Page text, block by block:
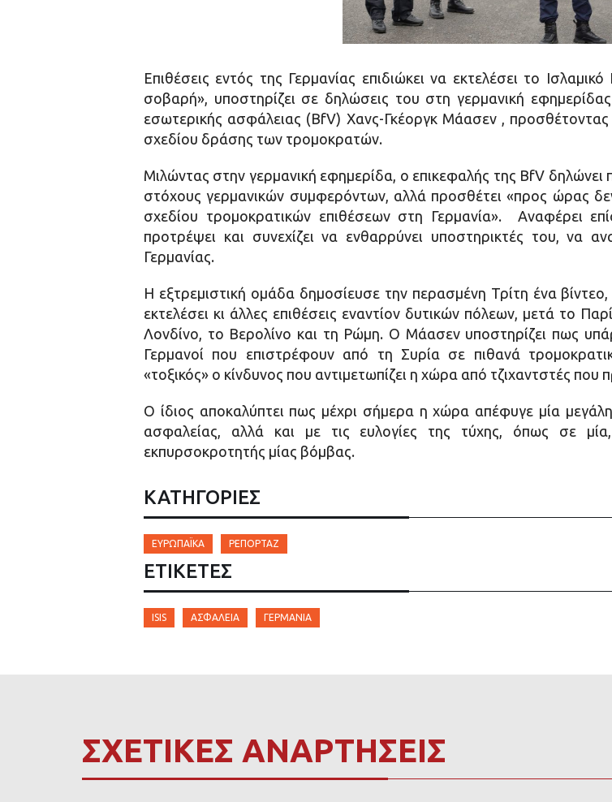
Επιθέσεις εντός της Γερμανίας επιδιώκει να εκτελέσει το
σοβαρή», υποστηρίζει σε δηλώσεις του στη γερμανική
εσωτερικής ασφάλειας (BfV) Χανς-Γκέοργκ Μάασεν ,
σχεδίου δράσης των τρομοκρατών.
Μιλώντας στην γερμανική εφημερίδα, ο επικεφαλής της BfV δηλώνει
στόχους γερμανικών συμφερόντων, αλλά προσθέτει «προς ώρας
σχεδίου τρομοκρατικών επιθέσεων στη Γερμανία». Αναφέρει
προτρέψει και συνεχίζει να ενθαρρύνει υποστηρικτές του, να
Γερμανίας.
Η εξτρεμιστική ομάδα δημοσίευσε την περασμένη Τρίτη ένα
εκτελέσει κι άλλες επιθέσεις εναντίον δυτικών πόλεων, μετά το
Λονδίνο, το Βερολίνο και τη Ρώμη. Ο Μάασεν υποστηρίζει πως
Γερμανοί που επιστρέφουν από τη Συρία σε πιθανά
«τοξικός» ο κίνδυνος που αντιμετωπίζει η χώρα από τζιχαντστές που
Ο ίδιος αποκαλύπτει πως μέχρι σήμερα η χώρα απέφυγε μία
ασφαλείας, αλλά και με τις ευλογίες της τύχης, όπως σε
εκπυρσοκροτητής μίας βόμβας.
ΚΑΤΗΓΟΡΙΕΣ
ΕΥΡΩΠΑΪΚΆ ΡΕΠΟΡΤΆΖ
ΕΤΙΚΈΤΕΣ
ISIS ΑΣΦΆΛΕΙΑ ΓΕΡΜΑΝΊΑ
ΣΧΕΤΙΚΕΣ ΑΝΑΡΤΗΣΕΙΣ